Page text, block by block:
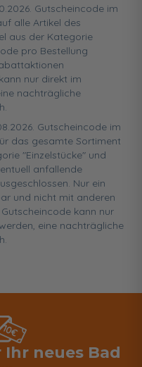
Gutscheincode im
alle Artikel des
aus der Kategorie
pro Bestellung
nur direkt im
nachträgliche
Gutscheincode im
das gesamte Sortiment
"Einzelstücke" und
anfallende
Nur ein
und nicht mit anderen
kann nur
eine nachträgliche
neues Bad